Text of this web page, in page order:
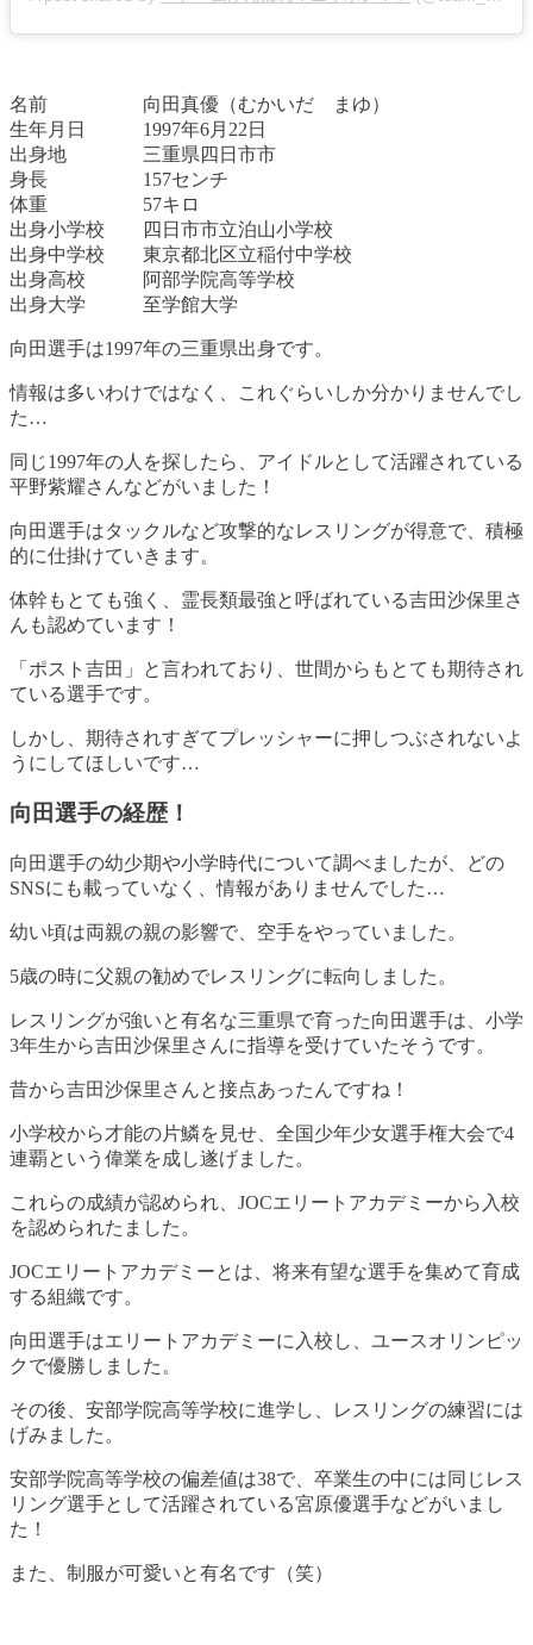
名前 向田真優（むかいだ まゆ）
生年月日 1997年6月22日
出身地 三重県四日市市
身長 157センチ
体重 57キロ
出身小学校 四日市市立泊山小学校
出身中学校 東京都北区立稲付中学校
出身高校 阿部学院高等学校
出身大学 至学館大学
向田選手は1997年の三重県出身です。
情報は多いわけではなく、これぐらいしか分かりませんでし
た…
同じ1997年の人を探したら、アイドルとして活躍されている
平野紫耀さんなどがいました！
向田選手はタックルなど攻撃的なレスリングが得意で、積極
的に仕掛けていきます。
体幹もとても強く、霊長類最強と呼ばれている吉田沙保里さ
んも認めています！
「ポスト吉田」と言われており、世間からもとても期待され
ている選手です。
しかし、期待されすぎてプレッシャーに押しつぶされないよ
うにしてほしいです…
向田選手の経歴！
向田選手の幼少期や小学時代について調べましたが、どの
SNSにも載っていなく、情報がありませんでした…
幼い頃は両親の親の影響で、空手をやっていました。
5歳の時に父親の勧めでレスリングに転向しました。
レスリングが強いと有名な三重県で育った向田選手は、小学
3年生から吉田沙保里さんに指導を受けていたそうです。
昔から吉田沙保里さんと接点あったんですね！
小学校から才能の片鱗を見せ、全国少年少女選手権大会で4
連覇という偉業を成し遂げました。
これらの成績が認められ、JOCエリートアカデミーから入校
を認められたました。
JOCエリートアカデミーとは、将来有望な選手を集めて育成
する組織です。
向田選手はエリートアカデミーに入校し、ユースオリンピッ
クで優勝しました。
その後、 安部学院高等学校に進学し、レスリングの練習には
げみました 。
安部学院高等学校の偏差値は38で、卒業生の中には同じレス
リング選手として活躍されている宮原優選手などがいまし
た！
また、制服が可愛いと有名です（笑）